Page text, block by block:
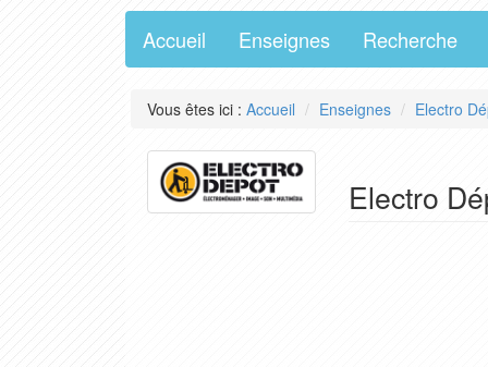
Accueil Enseignes Recherche
Vous êtes ici : Accueil Enseignes Electro
Electro